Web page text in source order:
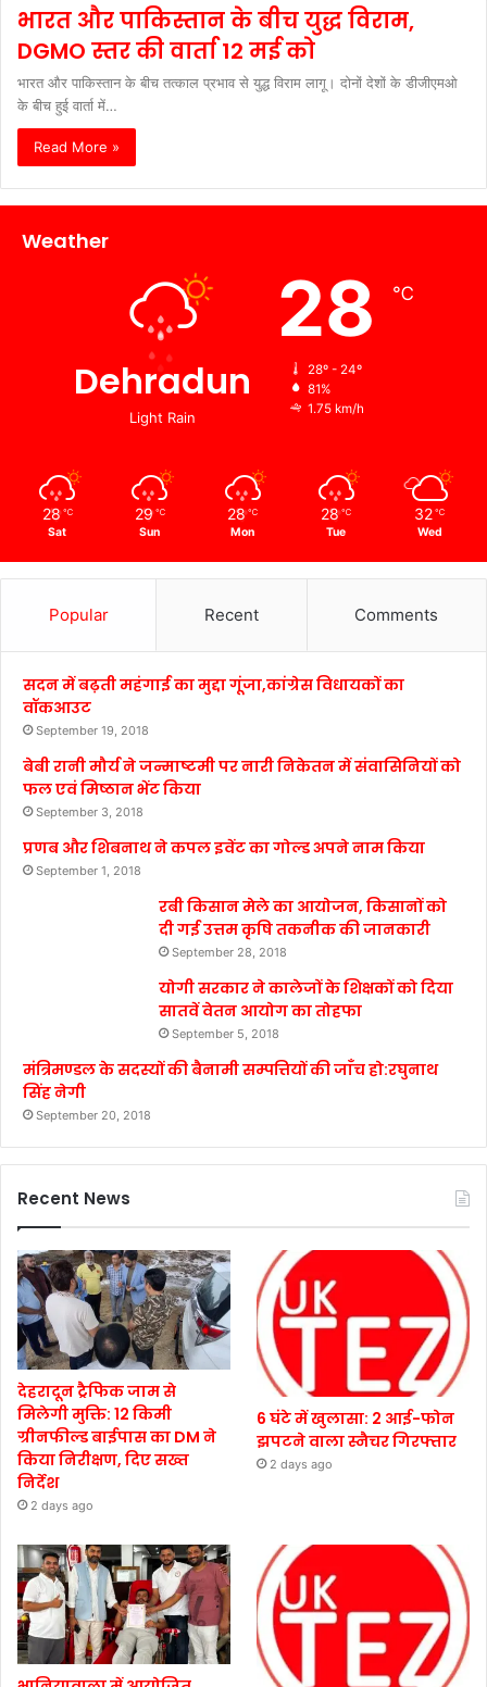
भारत और पाकिस्तान के बीच युद्ध विराम,
DGMO स्तर की वार्ता 12 मई को
भारत और पाकिस्तान के बीच तत्काल प्रभाव से युद्ध विराम लागू। दोनों देशों के डीजीएमओ
के बीच हुई वार्ता में…
Read More »
Weather
Dehradun
Light Rain
28 ℃
28º - 24º
81%
1.75 km/h
28 ℃
Sat
29 ℃
Sun
28 ℃
Mon
28 ℃
Tue
32 ℃
Wed
Popular Recent Comments
सदन में बढ़ती महंगाई का मुद्दा गूंजा,कांग्रेस विधायकों का
वॉकआउट
September 19, 2018
बेबी रानी मौर्य ने जन्माष्टमी पर नारी निकेतन में संवासिनियों को
फल एवं मिष्ठान भेंट किया
September 3, 2018
प्रणब और शिबनाथ ने कपल इवेंट का गोल्ड अपने नाम किया
September 1, 2018
रबी किसान मेले का आयोजन, किसानों को
दी गई उत्तम कृषि तकनीक की जानकारी
September 28, 2018
योगी सरकार ने कालेजों के शिक्षकों को दिया
सातवें वेतन आयोग का तोहफा
September 5, 2018
मंत्रिमण्डल के सदस्यों की बैनामी सम्पत्तियों की जाँच हो:रघुनाथ
सिंह नेगी
September 20, 2018
Recent News
देहरादून ट्रैफिक जाम से
मिलेगी मुक्ति: 12 किमी
ग्रीनफील्ड बाईपास का DM ने
किया निरीक्षण, दिए सख्त
निर्देश
2 days ago
6 घंटे में खुलासा: 2 आई-फोन
झपटने वाला स्नैचर गिरफ्तार
2 days ago